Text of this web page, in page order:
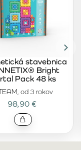
od 3 rokov
stavebnica
Bright
Pack 48 ks
98,90 €